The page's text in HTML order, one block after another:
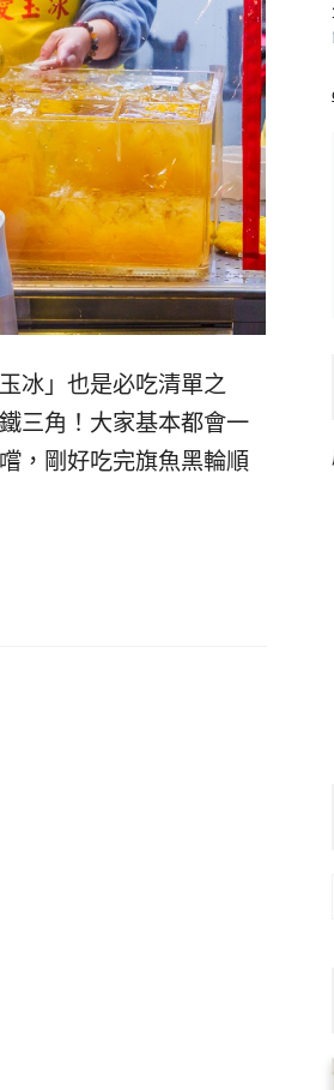
冰」也是必吃清單之
三角！大家基本都會一
，剛好吃完旗魚黑輪順